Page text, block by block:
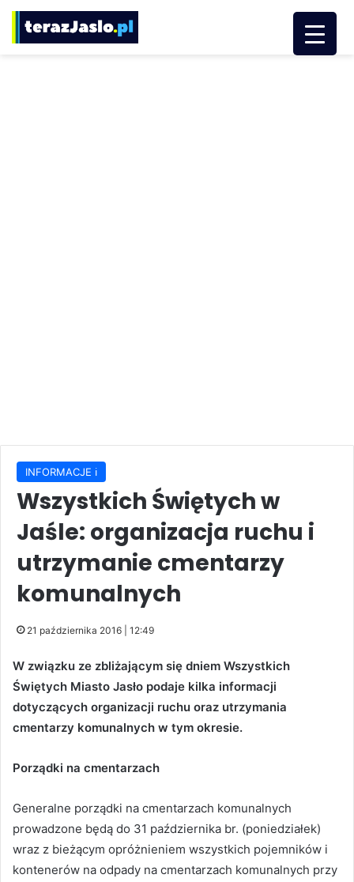
INFORMACJE ℹ️
Wszystkich Świętych w
Jaśle: organizacja ruchu i
utrzymanie cmentarzy
komunalnych
21 października 2016 | 12:49
W związku ze zbliżającym się dniem Wszystkich
Świętych Miasto Jasło podaje kilka informacji
dotyczących organizacji ruchu oraz utrzymania
cmentarzy komunalnych w tym okresie.
Porządki na cmentarzach
Generalne porządki na cmentarzach komunalnych
prowadzone będą do 31 października br. (poniedziałek)
wraz z bieżącym opróżnieniem wszystkich pojemników i
kontenerów na odpady na cmentarzach komunalnych przy